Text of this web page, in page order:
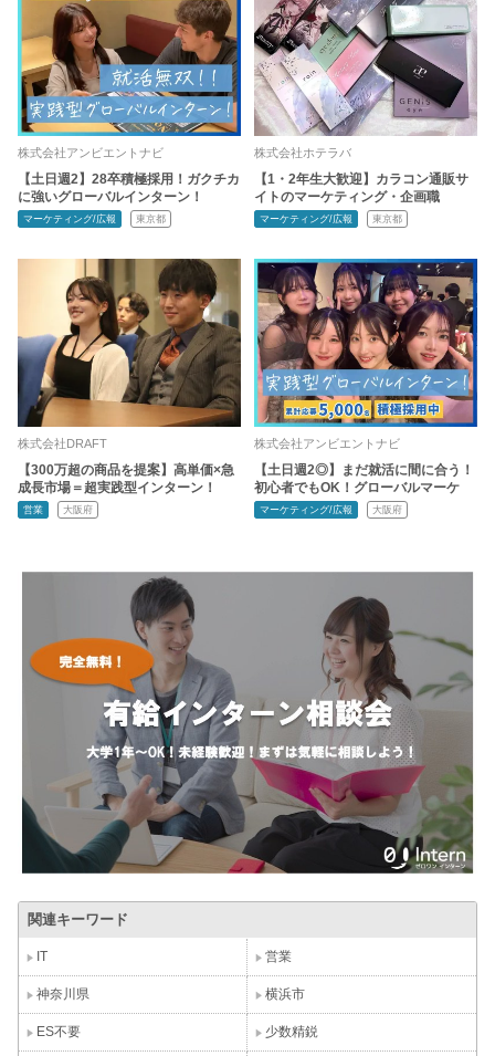
株式会社アンビエントナビ
【土日週2】28卒積極採用！ガクチカ
に強いグローバルインターン！
マーケティング/広報 東京都
株式会社ホテラバ
【1・2年生大歓迎】カラコン通販サ
イトのマーケティング・企画職
マーケティング/広報 東京都
株式会社DRAFT
【300万超の商品を提案】高単価×急
成長市場＝超実践型インターン！
営業 大阪府
株式会社アンビエントナビ
【土日週2◎】まだ就活に間に合う！
初心者でもOK！グローバルマーケ
マーケティング/広報 大阪府
関連キーワード
IT 営業
神奈川県 横浜市
ES不要 少数精鋭